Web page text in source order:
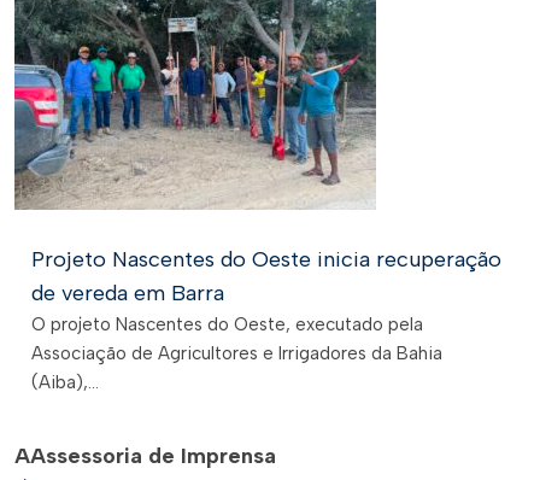
Projeto Nascentes do Oeste inicia recuperação
de vereda em Barra
O projeto Nascentes do Oeste, executado pela
Associação de Agricultores e Irrigadores da Bahia
(Aiba),...
AAssessoria de Imprensa